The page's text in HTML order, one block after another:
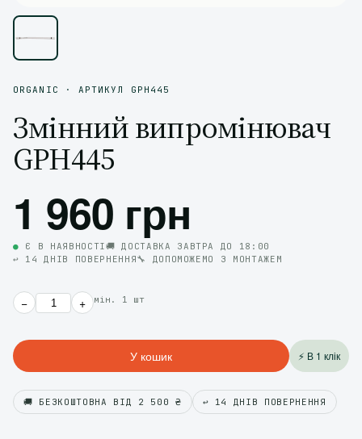
ORGANIC · АРТИКУЛ GPH445
Змінний випромінювач
GPH445
1 960 грн
● Є В НАЯВНОСТІ🚚 ДОСТАВКА ЗАВТРА ДО 18:00
↩️ 14 ДНІВ ПОВЕРНЕННЯ🔧 ДОПОМОЖЕМО З МОНТАЖЕМ
− + мін. 1 шт
У кошик ⚡ В 1 клік
🚚 БЕЗКОШТОВНА ВІД 2 500 ₴ ↩️ 14 ДНІВ ПОВЕРНЕННЯ